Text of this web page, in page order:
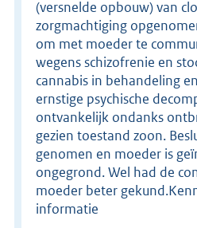
(versnelde opbouw) van
zorgmachtiging
om met moeder te
wegens schizofrenie en
cannabis in behandeling
ernstige psychische
ontvankelijk ondanks
gezien toestand zoon.
genomen en moeder is
ongegrond. Wel had de
moeder beter
informatie